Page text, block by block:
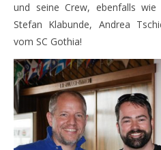
und seine Crew, ebenfalls
Stefan Klabunde, Andrea
vom SC Gothia!